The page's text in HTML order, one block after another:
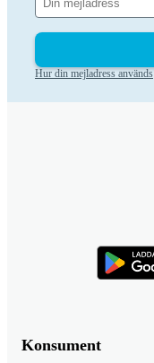
Hur din mejladress används
Konsument